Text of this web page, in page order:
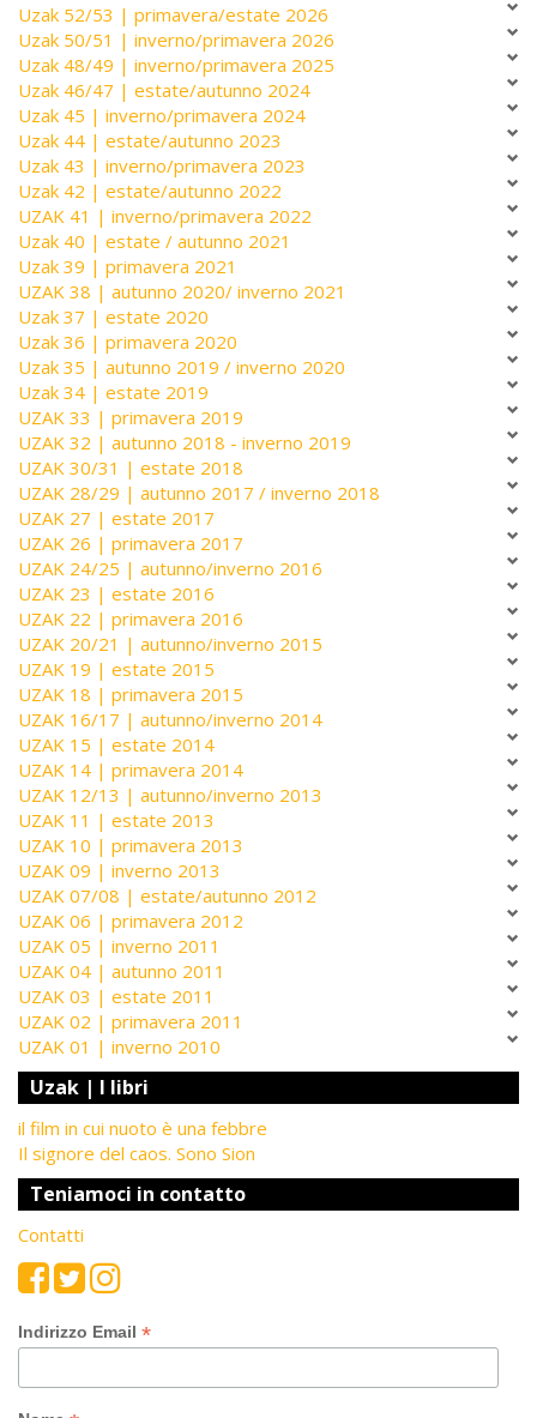
Uzak 52/53 | primavera/estate 2026
Uzak 50/51 | inverno/primavera 2026
Uzak 48/49 | inverno/primavera 2025
Uzak 46/47 | estate/autunno 2024
Uzak 45 | inverno/primavera 2024
Uzak 44 | estate/autunno 2023
Uzak 43 | inverno/primavera 2023
Uzak 42 | estate/autunno 2022
UZAK 41 | inverno/primavera 2022
Uzak 40 | estate / autunno 2021
Uzak 39 | primavera 2021
UZAK 38 | autunno 2020/ inverno 2021
Uzak 37 | estate 2020
Uzak 36 | primavera 2020
Uzak 35 | autunno 2019 / inverno 2020
Uzak 34 | estate 2019
UZAK 33 | primavera 2019
UZAK 32 | autunno 2018 - inverno 2019
UZAK 30/31 | estate 2018
UZAK 28/29 | autunno 2017 / inverno 2018
UZAK 27 | estate 2017
UZAK 26 | primavera 2017
UZAK 24/25 | autunno/inverno 2016
UZAK 23 | estate 2016
UZAK 22 | primavera 2016
UZAK 20/21 | autunno/inverno 2015
UZAK 19 | estate 2015
UZAK 18 | primavera 2015
UZAK 16/17 | autunno/inverno 2014
UZAK 15 | estate 2014
UZAK 14 | primavera 2014
UZAK 12/13 | autunno/inverno 2013
UZAK 11 | estate 2013
UZAK 10 | primavera 2013
UZAK 09 | inverno 2013
UZAK 07/08 | estate/autunno 2012
UZAK 06 | primavera 2012
UZAK 05 | inverno 2011
UZAK 04 | autunno 2011
UZAK 03 | estate 2011
UZAK 02 | primavera 2011
UZAK 01 | inverno 2010
Uzak | I libri
il film in cui nuoto è una febbre
Il signore del caos. Sono Sion
Teniamoci in contatto
Contatti
Indirizzo Email *